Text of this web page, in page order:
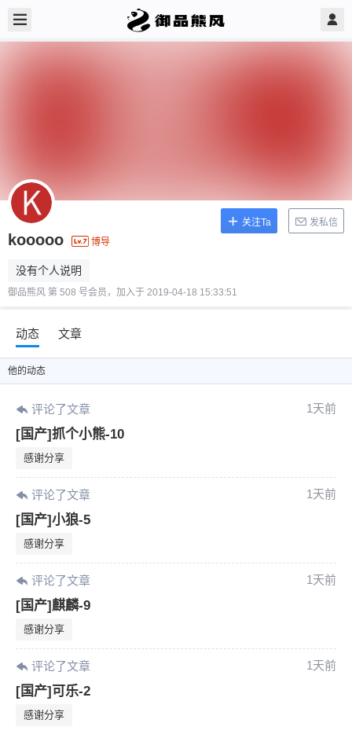
kooooo 博导
没有个人说明
御品熊风 第 508 号会员，加入于 2019-04-18 15:33:51
关注Ta 发私信
动态 文章
他的动态
评论了文章 1天前
[国产]抓个小熊-10
感谢分享
评论了文章 1天前
[国产]小狼-5
感谢分享
评论了文章 1天前
[国产]麒麟-9
感谢分享
评论了文章 1天前
[国产]可乐-2
感谢分享